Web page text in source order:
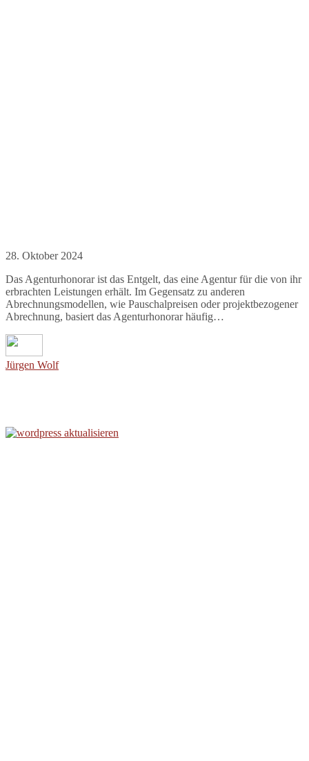
28. Oktober 2024
Das Agenturhonorar ist das Entgelt, das eine Agentur für die von ihr
erbrachten Leistungen erhält. Im Gegensatz zu anderen
Abrechnungsmodellen, wie Pauschalpreisen oder projektbezogener
Abrechnung, basiert das Agenturhonorar häufig…
Jürgen Wolf